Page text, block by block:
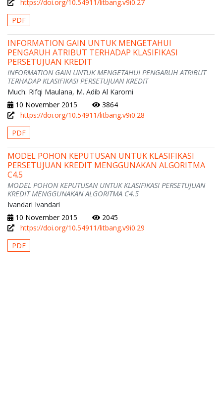
https://doi.org/10.54911/litbang.v9i0.27
PDF
INFORMATION GAIN UNTUK MENGETAHUI
PENGARUH ATRIBUT TERHADAP KLASIFIKASI
PERSETUJUAN KREDIT
INFORMATION GAIN UNTUK MENGETAHUI PENGARUH ATRIBUT
TERHADAP KLASIFIKASI PERSETUJUAN KREDIT
Much. Rifqi Maulana, M. Adib Al Karomi
10 November 2015
3864
https://doi.org/10.54911/litbang.v9i0.28
PDF
MODEL POHON KEPUTUSAN UNTUK KLASIFIKASI
PERSETUJUAN KREDIT MENGGUNAKAN ALGORITMA
C4.5
MODEL POHON KEPUTUSAN UNTUK KLASIFIKASI PERSETUJUAN
KREDIT MENGGUNAKAN ALGORITMA C4.5
Ivandari Ivandari
10 November 2015
2045
https://doi.org/10.54911/litbang.v9i0.29
PDF